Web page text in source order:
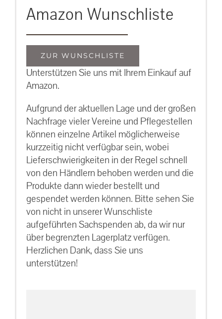
Amazon Wunschliste
ZUR WUNSCHLISTE
Unterstützen Sie uns mit Ihrem Einkauf auf
Amazon.
Aufgrund der aktuellen Lage und der großen
Nachfrage vieler Vereine und Pflegestellen
können einzelne Artikel möglicherweise
kurzzeitig nicht verfügbar sein, wobei
Lieferschwierigkeiten in der Regel schnell
von den Händlern behoben werden und die
Produkte dann wieder bestellt und
gespendet werden können. Bitte sehen Sie
von nicht in unserer Wunschliste
aufgeführten Sachspenden ab, da wir nur
über begrenzten Lagerplatz verfügen.
Herzlichen Dank, dass Sie uns
unterstützen!